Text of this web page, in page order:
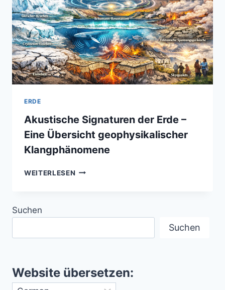
ERDE
Akustische Signaturen der Erde –
Eine Übersicht geophysikalischer
Klangphänomene
WEITERLESEN AKUSTISCHE
Suchen
Suchen
Website übersetzen: